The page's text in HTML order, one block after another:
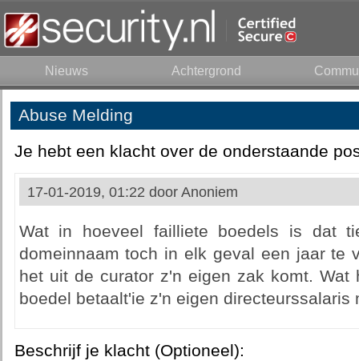
Nieuws Achtergrond
Abuse Melding
Je hebt een klacht over de onderstaande
17-01-2019, 01:22 door Anoniem
Wat in hoeveel failliete boedels is dat
domeinnaam toch in elk geval een jaar te
het uit de curator z'n eigen zak komt.
boedel betaalt'ie z'n eigen directeurssalaris
Beschrijf je klacht (Optioneel):